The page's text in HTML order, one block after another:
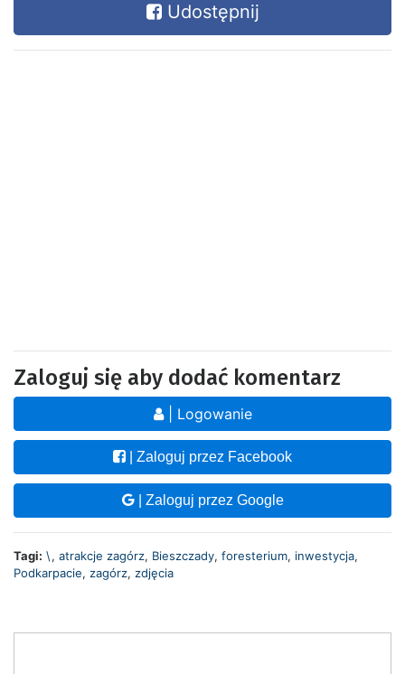
Udostępnij
Zaloguj się aby dodać komentarz
| Logowanie
| Zaloguj przez Facebook
| Zaloguj przez Google
Tagi: \, atrakcje zagórz, Bieszczady, foresterium, inwestycja,
Podkarpacie, zagórz, zdjęcia